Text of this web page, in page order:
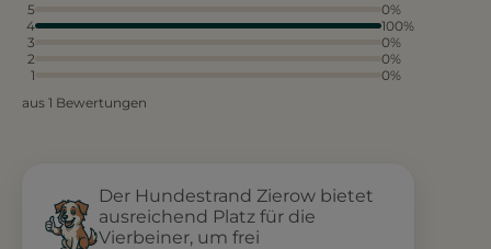
5
0%
4
100%
3
0%
2
0%
1
0%
aus 1 Bewertungen
Der Hundestrand Zierow bietet
ausreichend Platz für die
Vierbeiner, um frei